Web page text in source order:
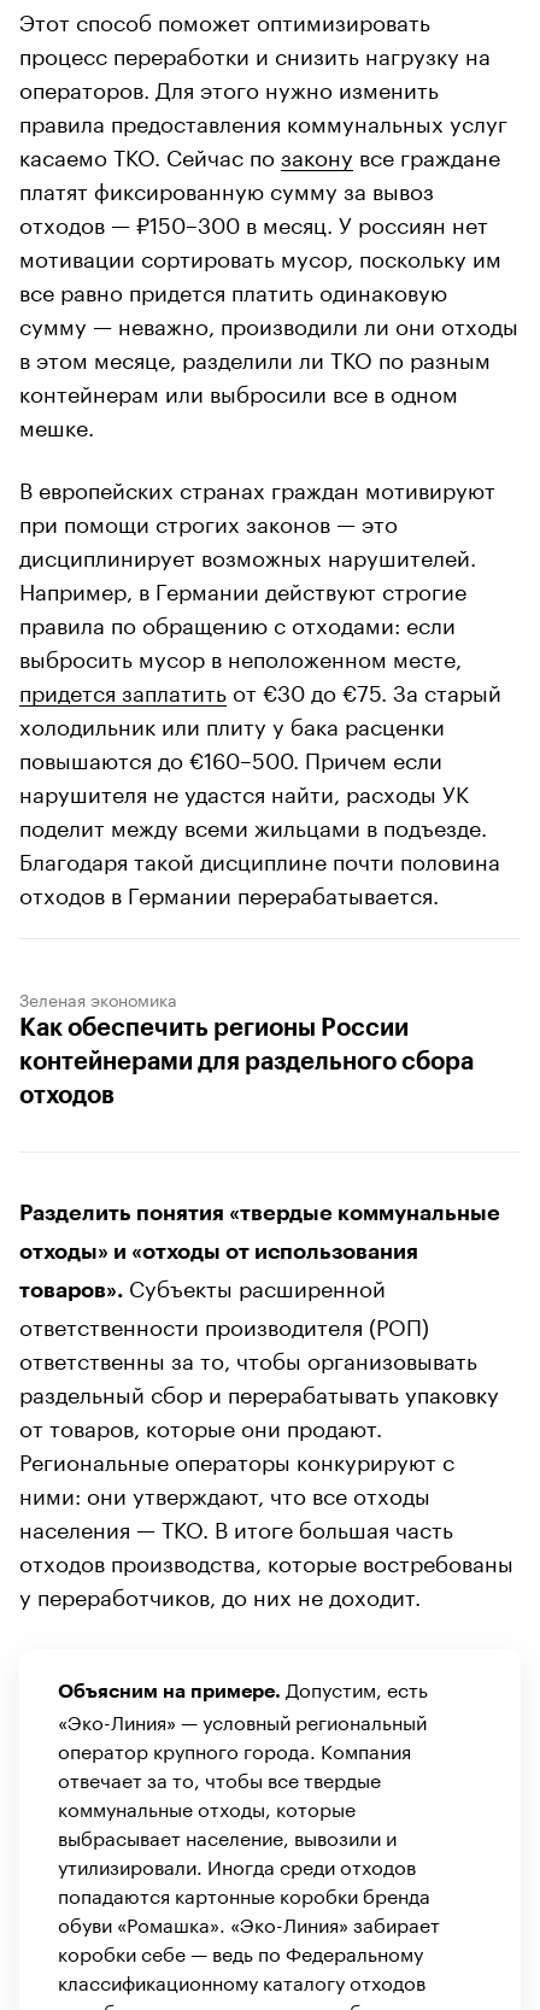
Этот способ поможет оптимизировать
процесс переработки и снизить нагрузку на
операторов. Для этого нужно изменить
правила предоставления коммунальных услуг
касаемо ТКО. Сейчас позакону все граждане
платят фиксированную сумму за вывоз
отходов — ₽150–300 в месяц. У россиян нет
мотивации сортировать мусор, поскольку им
все равно придется платить одинаковую
сумму — неважно, производили ли они отходы
в этом месяце, разделили ли ТКО по разным
контейнерам или выбросили все в одном
мешке.
В европейских странах граждан мотивируют
при помощи строгих законов — это
дисциплинирует возможных нарушителей.
Например, в Германии действуют строгие
правила по обращению с отходами: если
выбросить мусор в неположенном месте,
придется заплатить от €30 до €75. За старый
холодильник или плиту у бака расценки
повышаются до €160–500. Причем если
нарушителя не удастся найти, расходы УК
поделит между всеми жильцами в подъезде.
Благодаря такой дисциплине почти половина
отходов в Германии перерабатывается.
Зеленая экономика
Как обеспечить регионы России
контейнерами для раздельного сбора
отходов
Разделить понятия «твердые коммунальные
отходы» и «отходы от использования
товаров». Субъекты расширенной
ответственности производителя (РОП)
ответственны за то, чтобы организовывать
раздельный сбор и перерабатывать упаковку
от товаров, которые они продают.
Региональные операторы конкурируют с
ними: они утверждают, что все отходы
населения — ТКО. В итоге большая часть
отходов производства, которые востребованы
у переработчиков, до них не доходит.
Объясним на примере. Допустим, есть
«Эко-Линия» — условный региональный
оператор крупного города. Компания
отвечает за то, чтобы все твердые
коммунальные отходы, которые
выбрасывает население, вывозили и
утилизировали. Иногда среди отходов
попадаются картонные коробки бренда
обуви «Ромашка». «Эко-Линия» забирает
коробки себе — ведь по Федеральному
классификационному каталогу отходов